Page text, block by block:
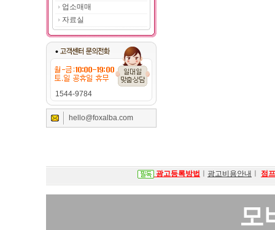
업소매매
자료실
1544-9784
hello@foxalba.com
광고등록방법 광고비용안내 점
모